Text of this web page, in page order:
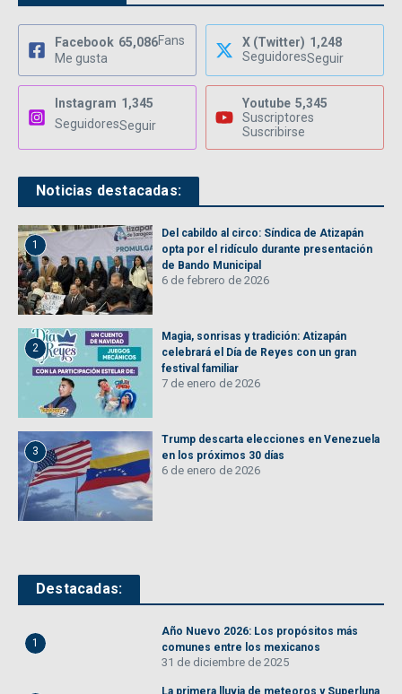
Facebook 65,086Fans
Me gusta
X (Twitter) 1,248
SeguidoresSeguir
Instagram 1,345
SeguidoresSeguir
Youtube 5,345
Suscriptores
Suscribirse
Noticias destacadas:
1
Del cabildo al circo: Síndica de Atizapán
opta por el ridículo durante presentación
de Bando Municipal
6 de febrero de 2026
2
Magia, sonrisas y tradición: Atizapán
celebrará el Día de Reyes con un gran
festival familiar
7 de enero de 2026
3
Trump descarta elecciones en Venezuela
en los próximos 30 días
6 de enero de 2026
Destacadas:
1
Año Nuevo 2026: Los propósitos más
comunes entre los mexicanos
31 de diciembre de 2025